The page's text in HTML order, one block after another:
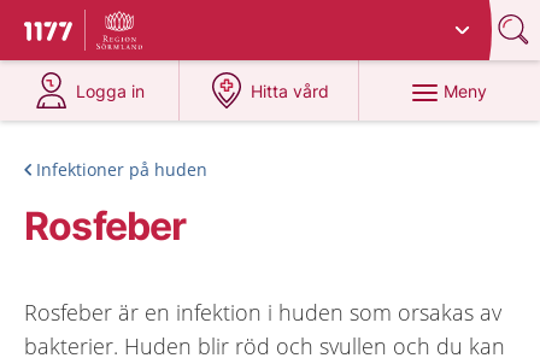
Till startsidan för 1177
Du har valt region
Logga in
på 1177.se
Hitta vård
på 1177.se
Meny
Infektioner på huden
Rosfeber
Rosfeber är en infektion i huden som orsakas av
bakterier. Huden blir röd och svullen och du kan